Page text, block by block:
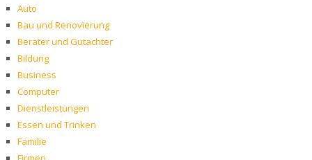
Auto
Bau und Renovierung
Berater und Gutachter
Bildung
Business
Computer
Dienstleistungen
Essen und Trinken
Familie